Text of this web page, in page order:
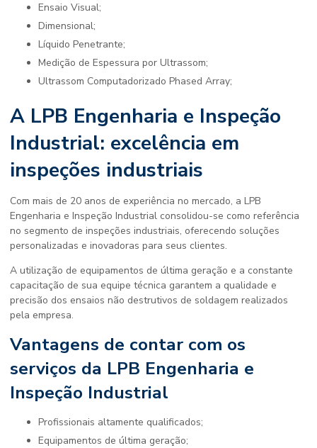
Ensaio Visual;
Dimensional;
Líquido Penetrante;
Medição de Espessura por Ultrassom;
Ultrassom Computadorizado Phased Array;
A LPB Engenharia e Inspeção
Industrial: excelência em
inspeções industriais
Com mais de 20 anos de experiência no mercado, a LPB
Engenharia e Inspeção Industrial consolidou-se como referência
no segmento de inspeções industriais, oferecendo soluções
personalizadas e inovadoras para seus clientes.
A utilização de equipamentos de última geração e a constante
capacitação de sua equipe técnica garantem a qualidade e
precisão dos ensaios não destrutivos de soldagem realizados
pela empresa.
Vantagens de contar com os
serviços da LPB Engenharia e
Inspeção Industrial
Profissionais altamente qualificados;
Equipamentos de última geração;